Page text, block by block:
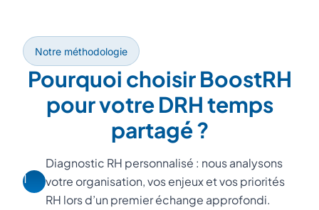
Notre méthodologie
Pourquoi choisir BoostRH
pour votre DRH temps
partagé ?
1
Diagnostic RH personnalisé : nous analysons
votre organisation, vos enjeux et vos priorités
RH lors d’un premier échange approfondi.